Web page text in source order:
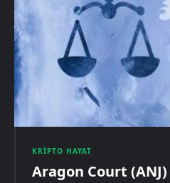
KRIPTO HAYAT
Aragon Court